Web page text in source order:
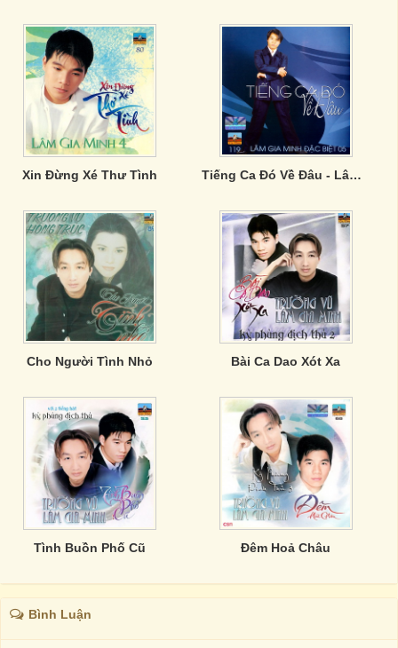
Xin Đừng Xé Thư Tình Tiếng Ca Đó Về Đâu - Lâm Gia Minh
Cho Người Tình Nhỏ Bài Ca Dao Xót Xa
Tình Buồn Phố Cũ Đêm Hoả Châu
Bình Luận